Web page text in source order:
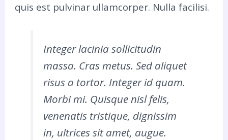
quis est pulvinar ullamcorper. Nulla facilisi.
Integer lacinia sollicitudin
massa. Cras metus. Sed aliquet
risus a tortor. Integer id quam.
Morbi mi. Quisque nisl felis,
venenatis tristique, dignissim
in, ultrices sit amet, augue.